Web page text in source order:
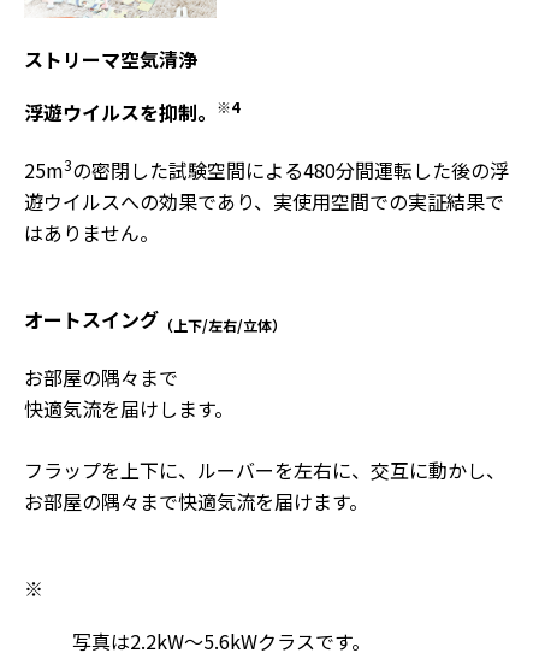
ストリーマ空気清浄
浮遊ウイルスを抑制。
※4
25m3の密閉した試験空間による480分間運転した後の浮
遊ウイルスへの効果であり、実使用空間での実証結果で
はありません。
オートスイング （上下/左右/立体）
お部屋の隅々まで
快適気流を届けします。
フラップを上下に、ルーバーを左右に、交互に動かし、
お部屋の隅々まで快適気流を届けます。
※
写真は2.2kW～5.6kWクラスです。